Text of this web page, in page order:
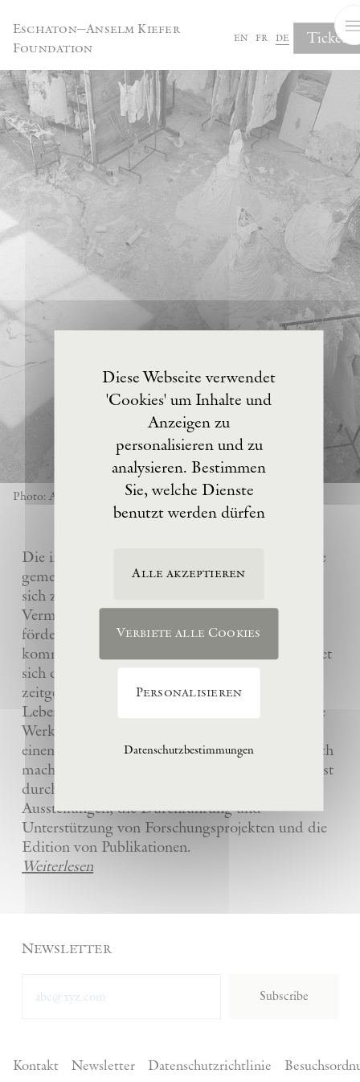
Eschaton—Anselm Kiefer
Foundation
en fr de Tickets
Photo: Anselm Kiefer
Die im Jahre 2017 von Anselm Kiefer gegründete
gemeinnützige Eschaton –Kunststiftung hat es
sich zur Aufgabe gemacht, das künstlerische
Vermächtnis ihres Gründers Anselm Kiefer zu
fördern und sein Atelier La Ribaute für
kommende Generationen zu erhalten. Sie widmet
sich dem Verständnis und der Wertschätzung
zeitgenössischer Kunst, insbesondere des
Lebenswerks von Anselm Kiefer, indem sie seine
Werke und die anderer Künstler bewahrt und
einem breiten Publikum in La Ribaute zugänglich
macht. Die Stiftung fördert zeitgenössische Kunst
durch die Organisation von internationalen
Ausstellungen, die Durchführung und
Unterstützung von Forschungsprojekten und die
Edition von Publikationen.
Weiterlesen
Newsletter
Subscribe
Kontakt Newsletter Datenschutzrichtlinie
Diese Webseite verwendet
'Cookies' um Inhalte und
Anzeigen zu
personalisieren und zu
analysieren. Bestimmen
Sie, welche Dienste
benutzt werden dürfen
Alle akzeptieren
Verbiete alle Cookies
Personalisieren
Datenschutzbestimmungen